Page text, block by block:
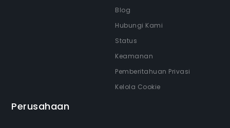
Blog
Hubungi Kami
Status
Keamanan
Pemberitahuan Privasi
Kelola Cookie
Perusahaan